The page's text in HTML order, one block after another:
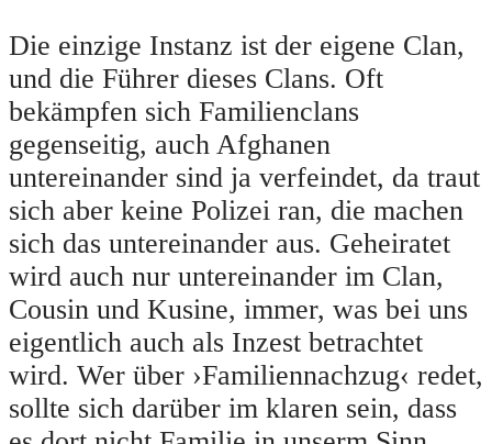
Die einzige Instanz ist der eigene Clan,
und die Führer dieses Clans. Oft
bekämpfen sich Familienclans
gegenseitig, auch Afghanen
untereinander sind ja verfeindet, da traut
sich aber keine Polizei ran, die machen
sich das untereinander aus. Geheiratet
wird auch nur untereinander im Clan,
Cousin und Kusine, immer, was bei uns
eigentlich auch als Inzest betrachtet
wird. Wer über ›Familiennachzug‹ redet,
sollte sich darüber im klaren sein, dass